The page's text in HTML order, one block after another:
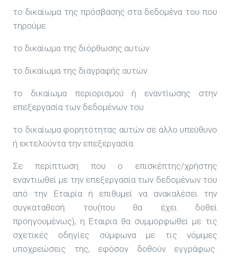
το δικαίωμα της πρόσβασης στα δεδομένα του που
τηρούμε
το δικαίωμα της διόρθωσης αυτών
το δικαίωμα της διαγραφής αυτών
το δικαίωμα περιορισμού ή εναντίωσης στην
επεξεργασία των δεδομένων του
το δικαίωμα φορητότητας αυτών σε άλλο υπεύθυνο
ή εκτελούντα την επεξεργασία.
Σε περίπτωση που ο επισκέπτης/χρήστης
εναντιωθεί με την επεξεργασία των δεδομένων του
από την Εταιρία ή επιθυμεί να ανακαλέσει την
συγκαταθεσή του(που θα έχει δοθεί
προηγουμένως), η Εταιρια θα συμμορφωθεί με τις
σχετικές οδηγίες σύμφωνα με τις νόμιμες
υποχρεώσεις της, εφόσον δοθούν εγγράφως.